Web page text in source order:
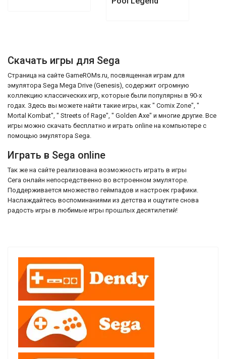
Скачать игры для Sega
Страница на сайте GameROMs.ru, посвященная играм для
эмулятора Sega Mega Drive (Genesis), содержит огромную
коллекцию классических игр, которые были популярны в 90-х
годах. Здесь вы можете найти такие игры, как " Comix Zone", "
Mortal Kombat", " Streets of Rage", " Golden Axe" и многие другие. Все
игры можно скачать бесплатно и играть online на компьютере с
помощью эмулятора Sega.
Играть в Sega online
Так же на сайте реализована возможность играть в игры
Сега онлайн непосредственно во встроенном эмуляторе.
Поддерживается множество геймпадов и настроек графики.
Наслаждайтесь воспоминаниями из детства и ощутите снова
радость игры в любимые игры прошлых десятилетий!